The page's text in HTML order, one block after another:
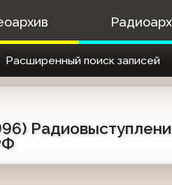
Расширенный поиск записей